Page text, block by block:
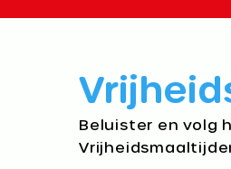
Beluister en volg